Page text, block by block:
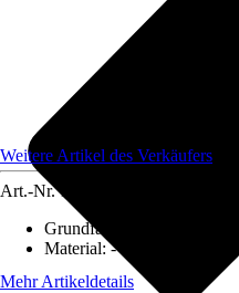
Weitere Artikel des Verkäufers
Art.-Nr. 12584243
Grundfarbe
Material:-
Mehr Artikeldetails